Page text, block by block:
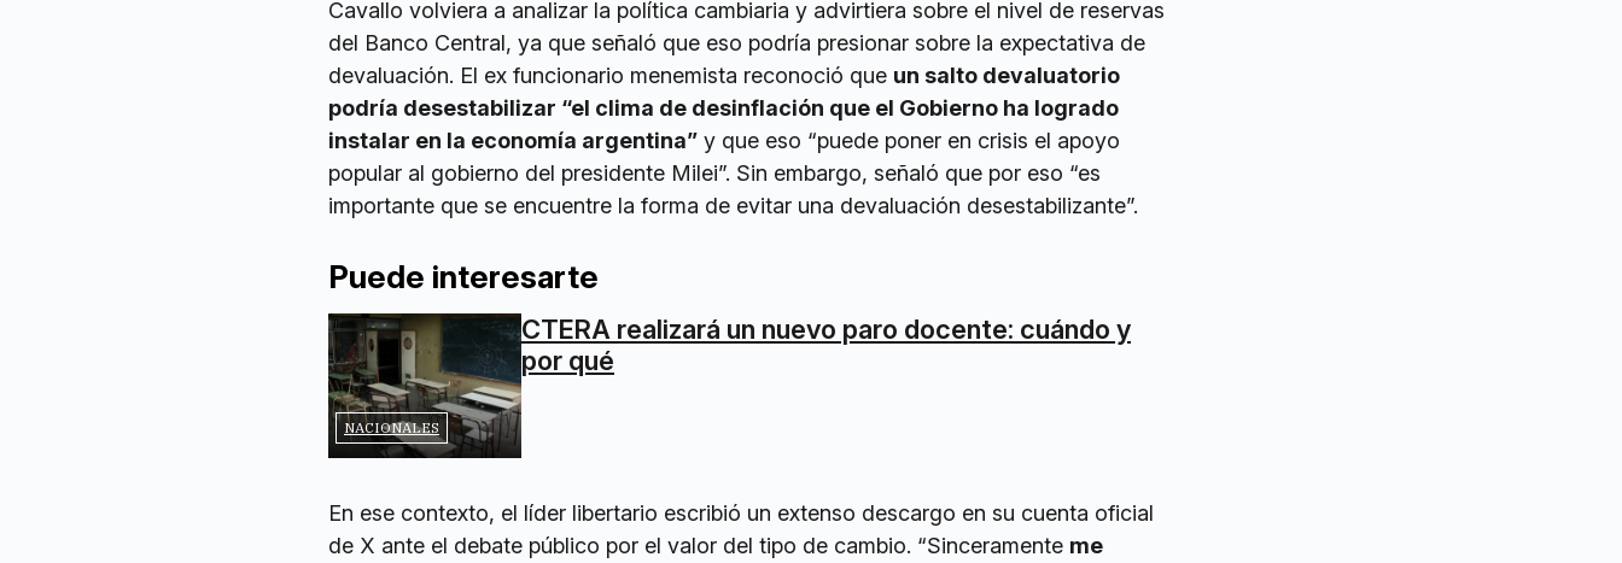
Cavallo volviera a analizar la política cambiaria y advirtiera sobre el nivel de reservas
del Banco Central, ya que señaló que eso podría presionar sobre la expectativa de
devaluación. El ex funcionario menemista reconoció que un salto devaluatorio
podría desestabilizar “el clima de desinflación que el Gobierno ha logrado
instalar en la economía argentina” y que eso “puede poner en crisis el apoyo
popular al gobierno del presidente Milei”. Sin embargo, señaló que por eso “es
importante que se encuentre la forma de evitar una devaluación desestabilizante”.
Puede interesarte
NACIONALES
CTERA realizará un nuevo paro docente: cuándo y
por qué
En ese contexto, el líder libertario escribió un extenso descargo en su cuenta oficial
de X ante el debate público por el valor del tipo de cambio. “Sinceramente me